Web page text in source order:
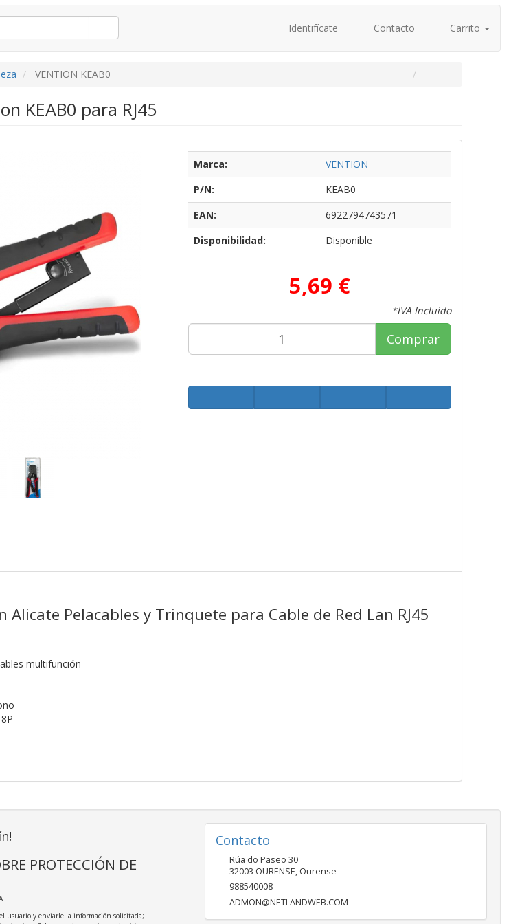
Identifícate Contacto Carrito
VENTION KEAB0
KEAB0 para RJ45
Marca:
VENTION
P/N:
KEAB0
EAN:
6922794743571
Disponibilidad:
Disponible
5,69 €
*IVA Incluido
Comprar
Pelacables y Trinquete para Cable de Red Lan RJ45
multifunción
PROTECCIÓN DE
usuario y enviarle la información solicitada;
Contacto
Rúa do Paseo 30
32003 OURENSE, Ourense
988540008
ADMON@NETLANDWEB.COM